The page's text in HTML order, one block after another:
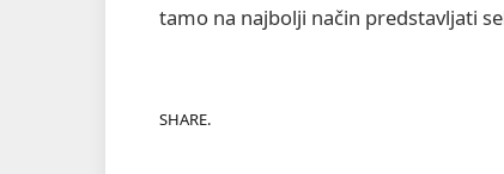
tamo na najbolji način predstavljati
SHARE.